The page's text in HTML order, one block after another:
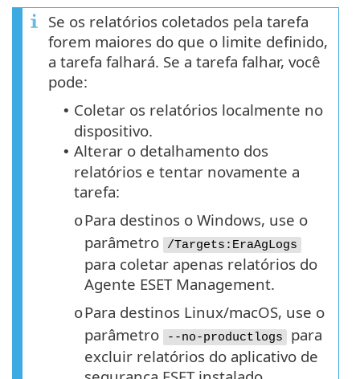
Se os relatórios coletados pela tarefa
forem maiores do que o limite definido,
a tarefa falhará. Se a tarefa falhar, você
pode:
• Coletar os relatórios localmente no
dispositivo.
• Alterar o detalhamento dos
relatórios e tentar novamente a
tarefa:
oPara destinos o Windows, use o
parâmetro
/Targets:EraAgLogs
para coletar apenas relatórios do
Agente ESET Management.
oPara destinos Linux/macOS, use o
parâmetro
--no-productlogs
para
excluir relatórios do aplicativo de